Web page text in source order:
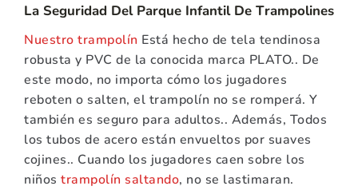
La Seguridad Del Parque Infantil De Trampolines
Nuestro trampolín Está hecho de tela tendinosa
robusta y PVC de la conocida marca PLATO.. De
este modo, no importa cómo los jugadores
reboten o salten, el trampolín no se romperá. Y
también es seguro para adultos.. Además, Todos
los tubos de acero están envueltos por suaves
cojines.. Cuando los jugadores caen sobre los
niños trampolín saltando, no se lastimaran.